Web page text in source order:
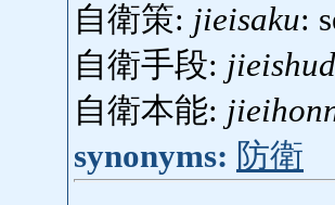
自衛策: jieisaku:
自衛手段:
自衛本能:
synonyms: 防衛